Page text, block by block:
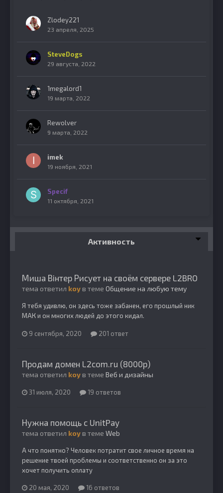
Zlodey221
23 апреля, 2025
SteveDogs
29 августа, 2022
1megalord1
19 марта, 2022
Rewolver
9 марта, 2022
imek
19 ноября, 2021
Specif
11 октября, 2021
Активность
Миша Вiнтер Рисует на своём сервере L2BRO
тема ответил koyв теме Общение на любую тему
Я тебя удивлю, он здесь тоже забанен, его прошлый ник
МАК и он многих людей до этого кидал.
9 сентября, 2020 201 ответ
Продам домен L2com.ru (8000р)
тема ответил koyв теме Веб и дизайны
31 июля, 2020 19 ответов
Нужна помощь с UnitPay
тема ответил koyв теме Web
А что понятно? Человек потратит свое личное время на
решение твоей проблемы и соответственно он за это
хочет получить оплату
20 мая, 2020 16 ответов